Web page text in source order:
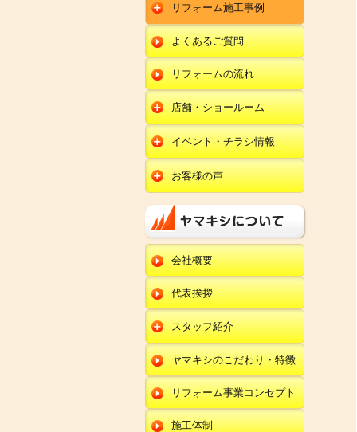
キッチンリフォーム
ユニットバスリフォー
ム
トイレリフォーム
洗面化粧台リフォー
ム
オール電化セット
エコキュート
給湯器
エクステリア
外壁塗装
内装リフォーム
リフォーム施工事例
キッチン
ユニットバス
トイレ
洗面化粧台
エクステリア
外壁塗装・外装工事
改装・内装リフォー
ム
修理・小工事
全面リフォーム
よくあるご質問
リフォームの流れ
店舗・ショールーム
田鶴浜店
金沢野々市店
川北店
小松店
新加賀店
金津店
朝日店
羽咋店
金沢田上店
イベント・チラシ情報
田鶴浜店
金沢野々市店
小松店
新加賀店
金津店
朝日店
羽咋店
金沢田上店
お客様の声
キッチン
ユニットバス
トイレ
洗面化粧台
オール電化・給湯器
エクステリア
外壁塗装・外壁工事
改装・内装リフォー
ム
修理・小工事
会社概要
代表挨拶
スタッフ紹介
本部
田鶴浜店
金沢野々市店
川北店
ヤマキシのこだわり・特徴
リフォーム事業コンセプト
施工体制